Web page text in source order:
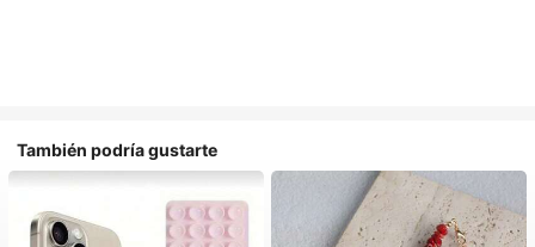
También podría gustarte